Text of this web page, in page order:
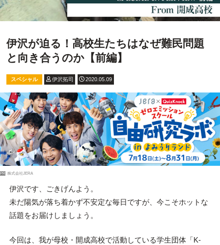
伊沢が迫る！高校生たちはなぜ難民問題
と向き合うのか【前編】
スペシャル 伊沢拓司 2020.05.09
PR 株式会社JERA
伊沢です、ごきげんよう。
未だ陽気が落ち着かず不安定な毎日ですが、今こそホットな
話題をお届けしましょう。
今回は、我が母校・開成高校で活動している学生団体「K-